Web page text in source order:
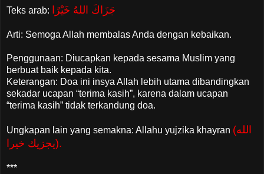
Teks arab: جَزَاكَ اللهُ خَيْرًا
Arti: Semoga Allah membalas Anda dengan kebaikan.
Penggunaan: Diucapkan kepada sesama Muslim yang
berbuat baik kepada kita.
Keterangan: Doa ini insya Allah lebih utama dibandingkan
sekadar ucapan “terima kasih”, karena dalam ucapan
“terima kasih” tidak terkandung doa.
Ungkapan lain yang semakna: Allahu yujzika khayran (الله
يجزيك خيرا).
***